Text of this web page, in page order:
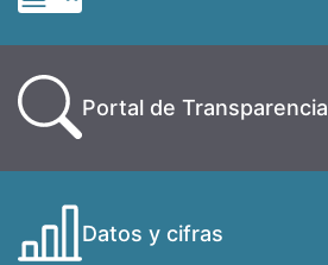
Portal de Transparencia
Datos y cifras